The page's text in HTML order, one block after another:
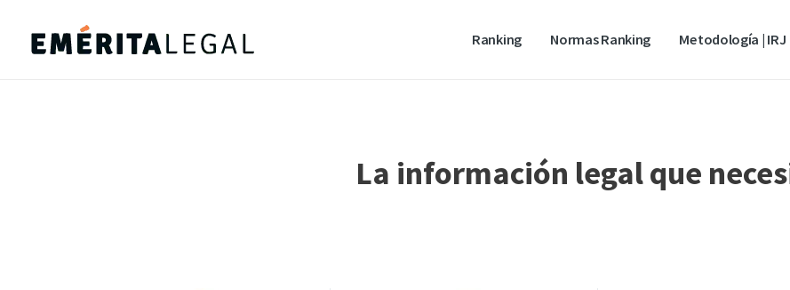
Ranking Normas Ranking Metodología | IRJ
La información legal que